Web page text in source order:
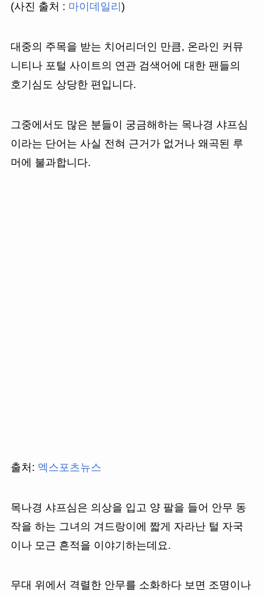
(사진 출처 : 마이데일리 )
대중의 주목을 받는 치어리더인 만큼, 온라인 커뮤
니티나 포털 사이트의 연관 검색어에 대한 팬들의
호기심도 상당한 편입니다.
그중에서도 많은 분들이 궁금해하는 목나경 샤프심
이라는 단어는 사실 전혀 근거가 없거나 왜곡된 루
머에 불과합니다.
출처: 엑스포츠뉴스
목나경 샤프심은 의상을 입고 양 팔을 들어 안무 동
작을 하는 그녀의 겨드랑이에 짧게 자라난 털 자국
이나 모근 흔적을 이야기하는데요.
무대 위에서 격렬한 안무를 소화하다 보면 조명이나